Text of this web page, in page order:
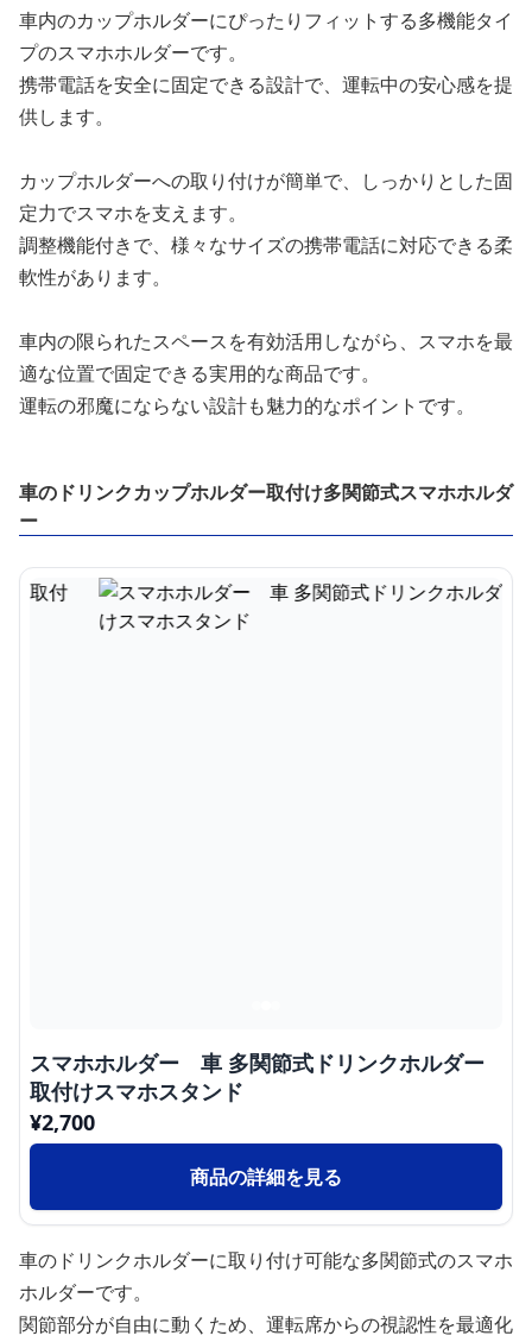
車内のカップホルダーにぴったりフィットする多機能タイ
プのスマホホルダーです。
携帯電話を安全に固定できる設計で、運転中の安心感を提
供します。
カップホルダーへの取り付けが簡単で、しっかりとした固
定力でスマホを支えます。
調整機能付きで、様々なサイズの携帯電話に対応できる柔
軟性があります。
車内の限られたスペースを有効活用しながら、スマホを最
適な位置で固定できる実用的な商品です。
運転の邪魔にならない設計も魅力的なポイントです。
車のドリンクカップホルダー取付け多関節式スマホホルダ
ー
スマホホルダー 車 多関節式ドリンクホルダー
取付けスマホスタンド
¥2,700
商品の詳細を見る
車のドリンクホルダーに取り付け可能な多関節式のスマホ
ホルダーです。
関節部分が自由に動くため、運転席からの視認性を最適化